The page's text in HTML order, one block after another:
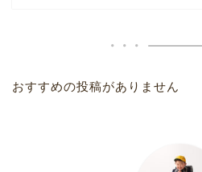
おすすめの投稿がありません